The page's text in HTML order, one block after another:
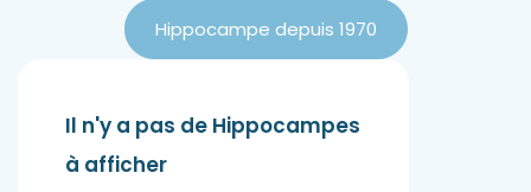
Hippocampe depuis 1970
Il n'y a pas de Hippocampes
à afficher